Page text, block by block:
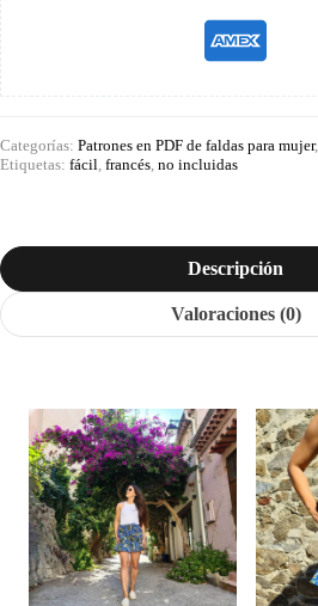
Categorías: Patrones en PDF de faldas para mujer,
Etiquetas: fácil francés no incluidas
Descripción
Valoraciones (0)